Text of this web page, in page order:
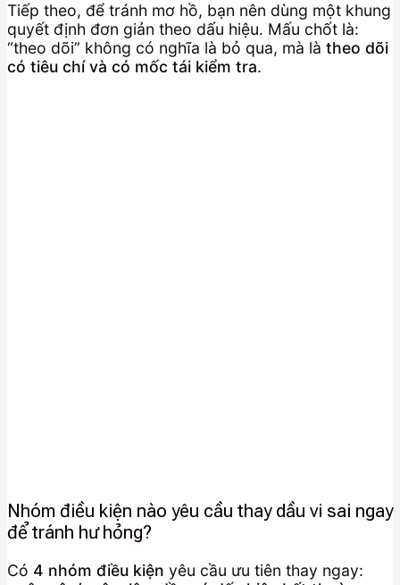
Tiếp theo, để tránh mơ hồ, bạn nên dùng một khung
quyết định đơn giản theo dấu hiệu. Mấu chốt là:
“theo dõi” không có nghĩa là bỏ qua, mà là theo dõi
có tiêu chí và có mốc tái kiểm tra.
Nhóm điều kiện nào yêu cầu thay dầu vi sai ngay
để tránh hư hỏng?
Có 4 nhóm điều kiện yêu cầu ưu tiên thay ngay: